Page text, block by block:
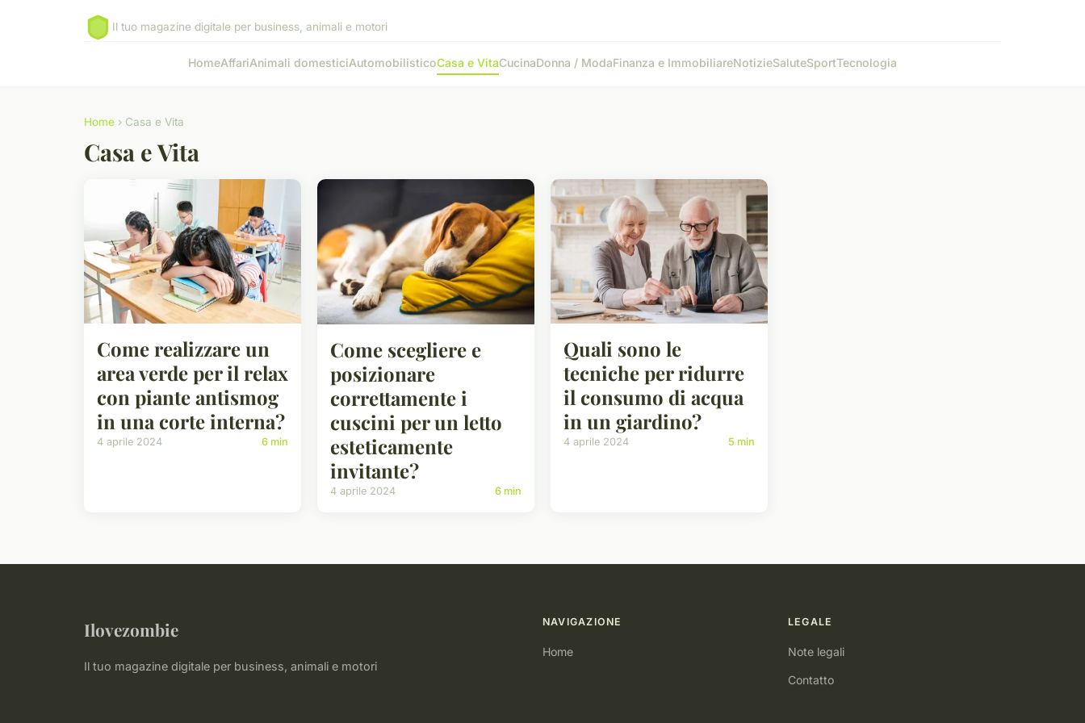
Il tuo magazine digitale per business, animali e motori
HomeAffariAnimali domesticiAutomobilisticoCasa e VitaCucinaDonna / ModaFinanza e ImmobiliareNotizieSaluteSportTecnologia
Home › Casa e Vita
Casa e Vita
Come realizzare un
area verde per il relax
con piante antismog
in una corte interna?
4 aprile 2024 6 min
Come scegliere e
posizionare
correttamente i
cuscini per un letto
esteticamente
invitante?
4 aprile 2024 6 min
Quali sono le
tecniche per ridurre
il consumo di acqua
in un giardino?
4 aprile 2024 5 min
Ilovezombie
Il tuo magazine digitale per business, animali e motori
NAVIGAZIONE
Home
LEGALE
Note legali
Contatto